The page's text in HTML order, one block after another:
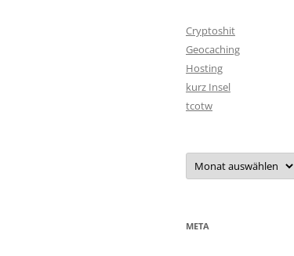
Cryptoshit
Geocaching
Hosting
kurz Insel
tcotw
Archiv
META